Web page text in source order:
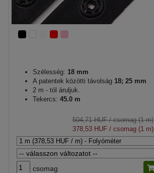
Szélesség: 18 mm
A patentek közötti távolság 18; 25 mm
2 m - tól áruljuk.
Tekercs: 45.0 m
504,71 HUF/ csomag (1 m)
378,53 HUF/ csomag (1 m)
csomag